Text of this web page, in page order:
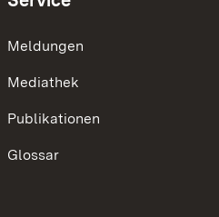
Meldungen
Mediathek
Publikationen
Glossar